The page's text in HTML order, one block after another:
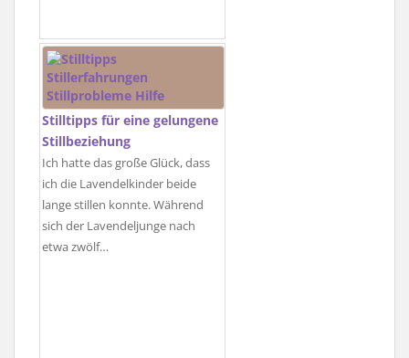
Stilltipps für eine gelungene
Stillbeziehung
Ich hatte das große Glück, dass
ich die Lavendelkinder beide
lange stillen konnte. Während
sich der Lavendeljunge nach
etwa zwölf…